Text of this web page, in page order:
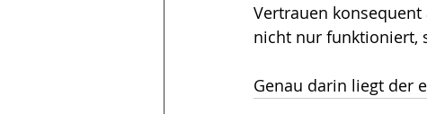
Vertrauen
nicht nur funktioniert,
Genau darin liegt der